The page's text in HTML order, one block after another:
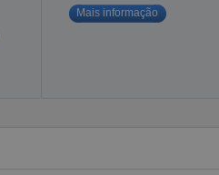
Mais informação